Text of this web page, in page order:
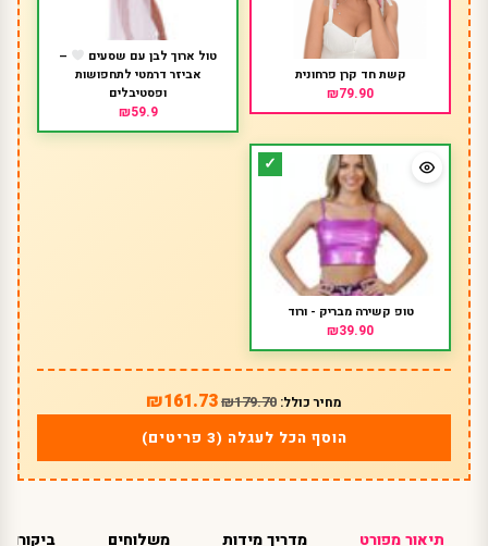
קשת חד קרן פרחונית
₪79.90
טול ארוך לבן עם שסעים
–
אביזר דרמטי לתחפושות
ופסטיבלים
₪59.9
טופ קשירה מבריק - ורוד
₪39.90
מחיר כולל: ₪179.70
₪161.73
הוסף הכל לעגלה (3 פריטים)
תיאור מפורט מדריך מידות משלוחים ביקורות